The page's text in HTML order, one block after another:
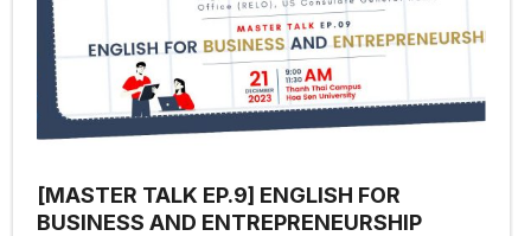
[MASTER TALK EP.9] ENGLISH FOR
BUSINESS AND ENTREPRENEURSHIP